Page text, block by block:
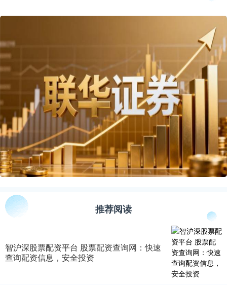
推荐阅读
智沪深股票配资平台 股票配资查询网：快速
查询配资信息，安全投资